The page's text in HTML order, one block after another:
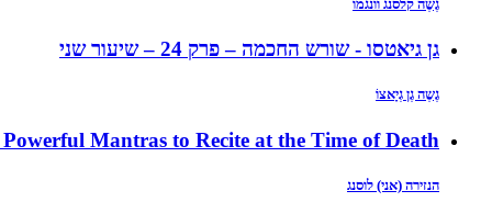
גֶשֶה קלסנג וונגמו
גן גיאטסו - שורש החכמה – פרק 24 – שיעור שני
גֶשֶה גֶן גְיָאצוֹ
Powerful Mantras to Recite at the Time of Death
הנזירה (אני) לוסנג